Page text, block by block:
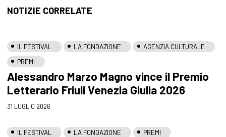
NOTIZIE CORRELATE
IL FESTIVAL LA FONDAZIONE
AGENZIA CULTURALE
PREMI
Alessandro Marzo Magno vince il Premio
Letterario Friuli Venezia Giulia 2026
31 LUGLIO 2026
IL FESTIVAL LA FONDAZIONE PREMI